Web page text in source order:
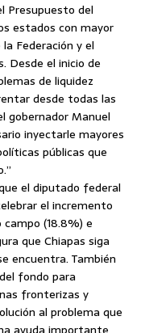
Presupuesto del
estados con mayor
Federación y el
Desde el inicio de
de liquidez
desde todas las
gobernador Manuel
inyectarle mayores
públicas que
el diputado federal
el incremento
(18.8%) e
que Chiapas siga
encuentra. También
fondo para
fronterizas y
al problema que